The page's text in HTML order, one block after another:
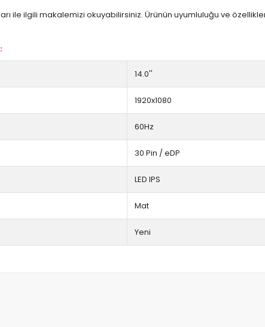
ile ilgili makalemizi okuyabilirsiniz. Ürünün uyumluluğu ve
14.0''
1920x1080
60Hz
30 Pin / eDP
LED IPS
Mat
Yeni